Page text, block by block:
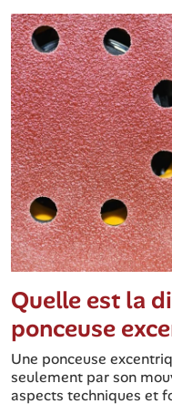
Quelle est la
ponceuse
Une ponceuse
seulement par son
aspects techniques et